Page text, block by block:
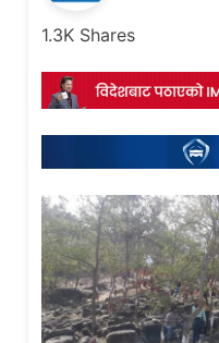
1.3K Shares